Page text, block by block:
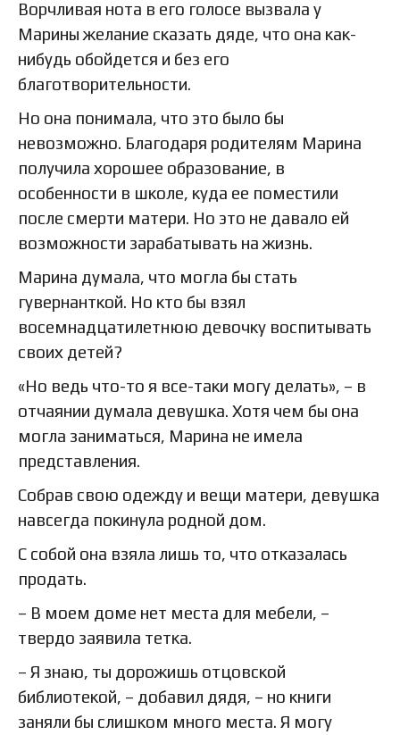
Ворчливая нота в его голосе вызвала у
Марины желание сказать дяде, что она как-
нибудь обойдется и без его
благотворительности.
Но она понимала, что это было бы
невозможно. Благодаря родителям Марина
получила хорошее образование, в
особенности в школе, куда ее поместили
после смерти матери. Но это не давало ей
возможности зарабатывать на жизнь.
Марина думала, что могла бы стать
гувернанткой. Но кто бы взял
восемнадцатилетнюю девочку воспитывать
своих детей?
«Но ведь что-то я все-таки могу делать», – в
отчаянии думала девушка. Хотя чем бы она
могла заниматься, Марина не имела
представления.
Собрав свою одежду и вещи матери, девушка
навсегда покинула родной дом.
С собой она взяла лишь то, что отказалась
продать.
– В моем доме нет места для мебели, –
твердо заявила тетка.
– Я знаю, ты дорожишь отцовской
библиотекой, – добавил дядя, – но книги
заняли бы слишком много места. Я могу